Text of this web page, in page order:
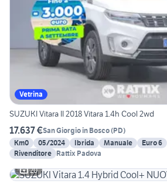
Vetrina
SUZUKI Vitara II 2018 Vitara 1.4h Cool 2wd
17.637 €San Giorgio in Bosco(PD)
Km0
05/2024 Ibrida Manuale
Euro 6
Rivenditore Rattix Padova
20